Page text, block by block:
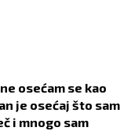
osećam se kao
je osećaj što sam
i mnogo sam